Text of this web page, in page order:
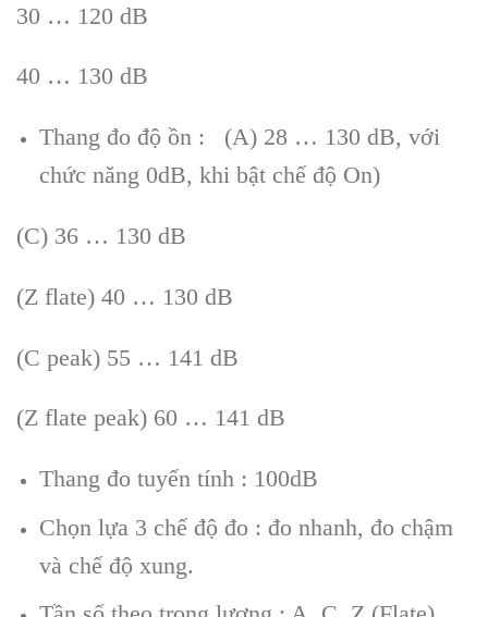
30 … 120 dB
40 … 130 dB
Thang đo độ ồn : (A) 28 … 130 dB, với
chức năng 0dB, khi bật chế độ On)
(C) 36 … 130 dB
(Z flate) 40 … 130 dB
(C peak) 55 … 141 dB
(Z flate peak) 60 … 141 dB
Thang đo tuyến tính : 100dB
Chọn lựa 3 chế độ đo : đo nhanh, đo chậm
và chế độ xung.